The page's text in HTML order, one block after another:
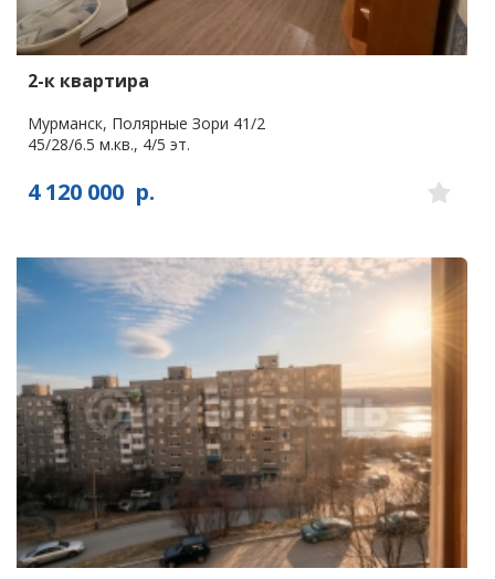
2-к квартира
Мурманск, Полярные Зори 41/2
45/28/6.5 м.кв., 4/5 эт.
4 120 000 р.